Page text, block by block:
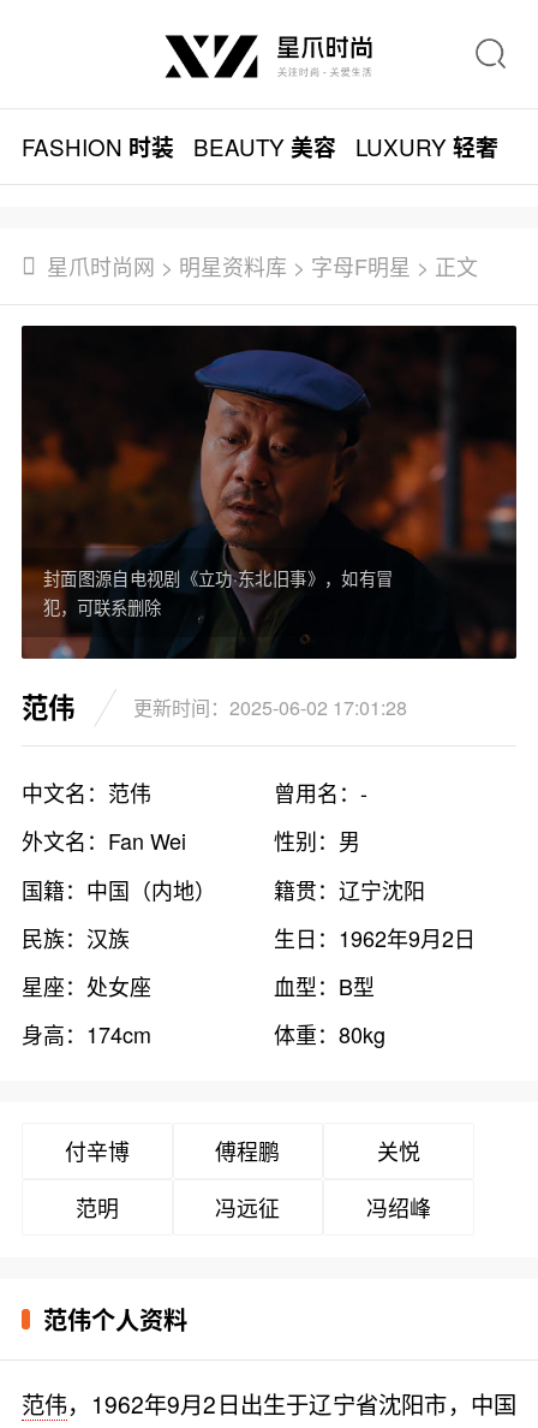
FASHION 时装 BEAUTY美容 LUXURY轻奢
星爪时尚网 > 明星资料库 > 字母F明星 > 正文
封面图源自电视剧《立功·东北旧事》，如有冒
犯，可联系删除
范伟 更新时间：2025-06-02 17:01:28
中文名：范伟
曾用名：-
外文名：Fan Wei
性别：男
国籍：中国（内地）
籍贯：辽宁沈阳
民族：汉族
生日：1962年9月2日
星座：处女座
血型：B型
身高：174cm
体重：80kg
付辛博 傅程鹏
关悦
范明
冯远征 冯绍峰
范伟个人资料
范伟，1962年9月2日出生于辽宁省沈阳市，中国